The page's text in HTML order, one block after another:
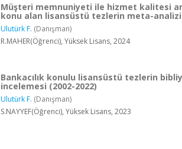
Müşteri memnuniyeti ile hizmet kalitesi
konu alan lisansüstü tezlerin meta-analizi
Ulutürk F. (Danışman)
R.MAHER(Öğrenci), Yüksek Lisans, 2024
Bankacılık konulu lisansüstü tezlerin
incelemesi (2002-2022)
Ulutürk F. (Danışman)
S.NAYYEF(Öğrenci), Yüksek Lisans, 2023